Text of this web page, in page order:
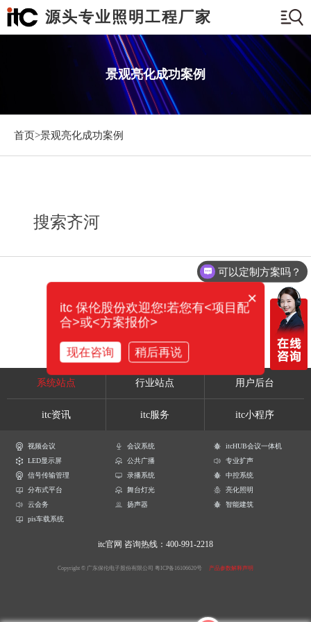
源头专业照明工程厂家
景观亮化成功案例
首页>景观亮化成功案例
搜索齐河
系统站点 行业站点 用户后台
itc资讯 itc服务 itc小程序
视频会议 会议系统
itcHUB会议一体机
LED显示屏
公共广播
专业扩声
信号传输管理
录播系统
中控系统
分布式平台
舞台灯光
亮化照明
云会务
扬声器
智能建筑
pis车载系统
itc官网 咨询热线：400-991-2218
Copyright © 广东保伦电子股份有限公司 粤ICP备16106620号 产品参数解释声明
可以定制方案吗？
你们电话多少？
×
itc 保伦股份欢迎您!若您有<项目配
合>或<方案报价>
现在咨询 稍后再说